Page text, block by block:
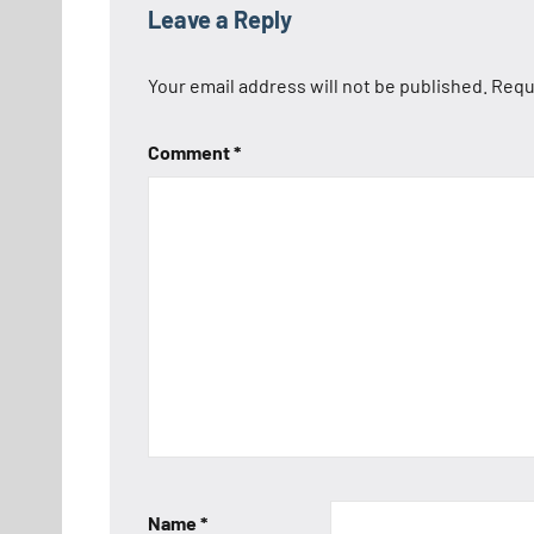
Leave a Reply
Your email address will not be published.
Comment*
Name*